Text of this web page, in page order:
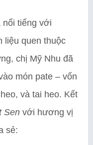
nổi tiếng với
liệu quen thuộc
chị Mỹ Nhu đã
món pate – vốn
và tai heo. Kết
Sen với hương vị
sẻ: